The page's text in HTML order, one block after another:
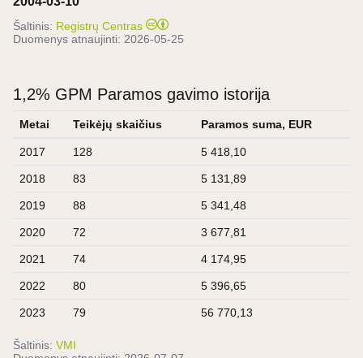
Šaltinis: Registrų Centras
Duomenys atnaujinti: 2026-05-25
1,2% GPM Paramos gavimo istorija
Metai Teikėjų skaičius Paramos suma, EUR
2017 128 5 418,10
2018 83 5 131,89
2019 88 5 341,48
2020 72 3 677,81
2021 74 4 174,95
2022 80 5 396,65
2023 79 56 770,13
Šaltinis: VMI